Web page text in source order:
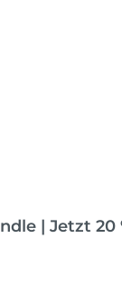
| Jetzt 20